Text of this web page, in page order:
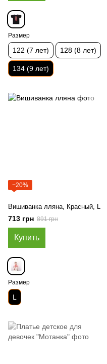
Размер
122 (7 лет) 128 (8 лет)
134 (9 лет)
−20%
Вишиванка лляна, Красный, L
713 грн 891 грн
Купить
Размер
L